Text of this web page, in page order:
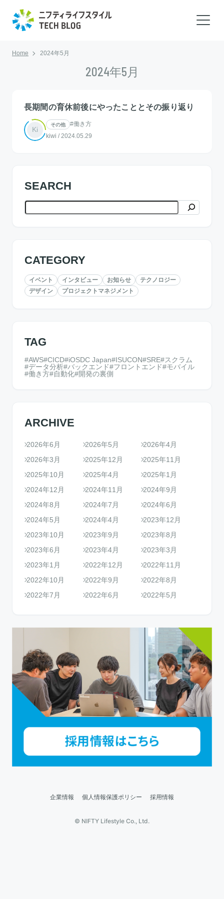
Home 2024年5月
2024年5月
長期間の育休前後にやったこととその振り返り
Ki
その他
#働き方
kiwi / 2024.05.29
SEARCH
検索
CATEGORY
イベント インタビュー お知らせ
テクノロジー
デザイン
プロジェクトマネジメント
TAG
AWS CICD iOSDC Japan ISUCON SRE
スクラム
データ分析 バックエンド フロントエンド
モバイル
働き方
自動化 開発の裏側
ARCHIVE
2026年6月 2026年5月
2026年4月
2026年3月
2025年12月
2025年11月
2025年10月
2025年4月
2025年1月
2024年12月
2024年11月
2024年9月
2024年8月
2024年7月
2024年6月
2024年5月
2024年4月
2023年12月
2023年10月
2023年9月
2023年8月
2023年6月
2023年4月
2023年3月
2023年1月
2022年12月
2022年11月
2022年10月
2022年9月
2022年8月
2022年7月
2022年6月 2022年5月
企業情報 個人情報保護ポリシー 採用情報
© NIFTY Lifestyle Co., Ltd.